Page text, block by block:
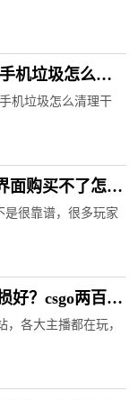
机垃圾怎么清
机垃圾怎么清理干
面购买不了怎么
是很靠谱，很多玩家
好？csgo两百箱
，各大主播都在玩，